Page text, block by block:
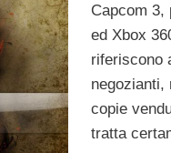
Capcom 3,
ed Xbox
riferiscono
negozianti,
copie
tratta